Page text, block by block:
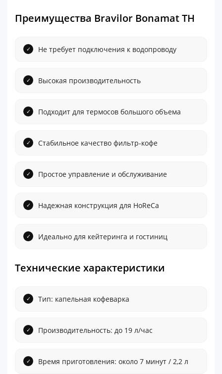
Преимущества Bravilor Bonamat TH
Не требует подключения к водопроводу
Высокая производительность
Подходит для термосов большого объема
Стабильное качество фильтр-кофе
Простое управление и обслуживание
Надежная конструкция для HoReCa
Идеально для кейтеринга и гостиниц
Технические характеристики
Тип: капельная кофеварка
Производительность: до 19 л/час
Время приготовления: около 7 минут / 2,2 л